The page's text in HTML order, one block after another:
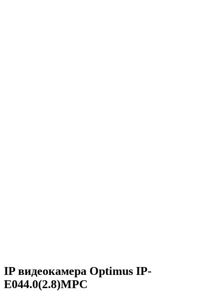
IP видеокамера Optimus IP-
E044.0(2.8)MPC